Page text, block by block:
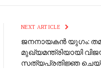
NEXT ARTICLE
ജനനായകൻ യുഗം:
മുഖ്യമന്ത്രിയായി
സത്യപ്രതിജ്ഞ